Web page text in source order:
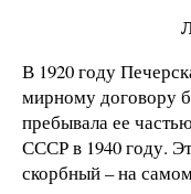
В 1920 году
мирному договору
пребывала ее
СССР в 1940 году.
скорбный – на